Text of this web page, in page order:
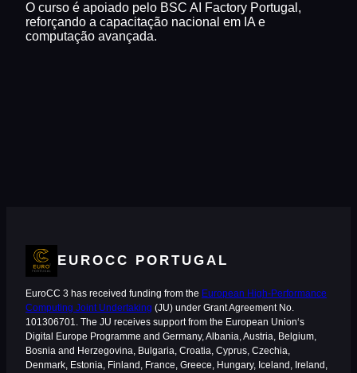
O curso é apoiado pelo BSC AI Factory Portugal,
reforçando a capacitação nacional em IA e
computação avançada.
EUROCC PORTUGAL
EuroCC 3 has received funding from the European High-Performance
Computing Joint Undertaking (JU) under Grant Agreement No.
101306701. The JU receives support from the European Union‘s
Digital Europe Programme and Germany, Albania, Austria, Belgium,
Bosnia and Herzegovina, Bulgaria, Croatia, Cyprus, Czechia,
Denmark, Estonia, Finland, France, Greece, Hungary, Iceland, Ireland,